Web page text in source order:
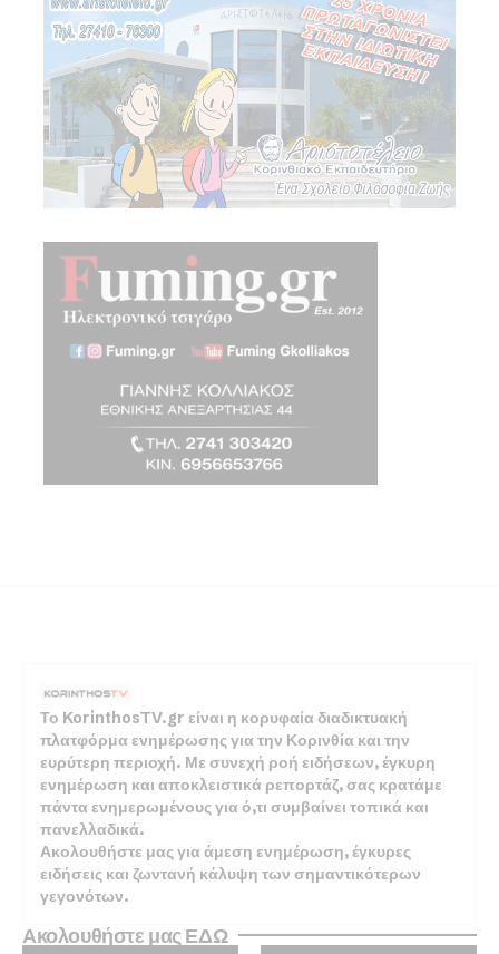
Το KorinthosTV.gr είναι η κορυφαία διαδικτυακή
πλατφόρμα ενημέρωσης για την Κορινθία και την
ευρύτερη περιοχή. Με συνεχή ροή ειδήσεων, έγκυρη
ενημέρωση και αποκλειστικά ρεπορτάζ, σας κρατάμε
πάντα ενημερωμένους για ό,τι συμβαίνει τοπικά και
πανελλαδικά.
Ακολουθήστε μας για άμεση ενημέρωση, έγκυρες
ειδήσεις και ζωντανή κάλυψη των σημαντικότερων
γεγονότων.
Ακολουθήστε μας ΕΔΩ